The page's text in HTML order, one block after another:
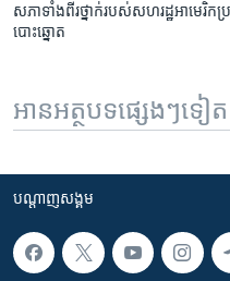
សភា​ទាំងពីរ​ថ្នាក់​របស់​សហរដ្ឋ​អាមេរិក​
បោះឆ្នោត
អានអត្ថបទផ្សេងៗទៀត
បណ្តាញ​សង្គម